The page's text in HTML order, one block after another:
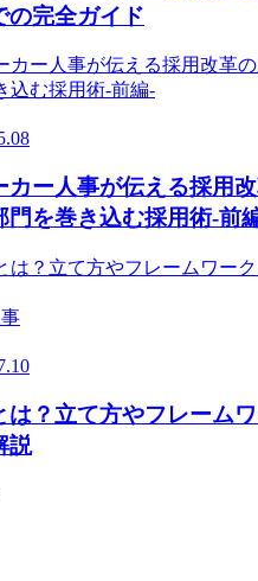
の完全ガイド
カー人事が伝える採用
門を巻き込む採用術-前
は？立て方やフレーム
説